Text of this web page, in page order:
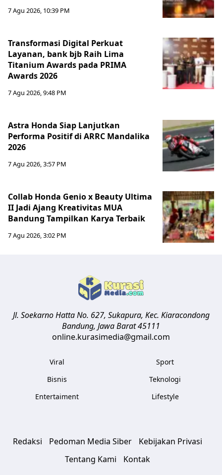
7 Agu 2026, 10:39 PM
Transformasi Digital Perkuat
Layanan, bank bjb Raih Lima
Titanium Awards pada PRIMA
Awards 2026
7 Agu 2026, 9:48 PM
Astra Honda Siap Lanjutkan
Performa Positif di ARRC Mandalika
2026
7 Agu 2026, 3:57 PM
Collab Honda Genio x Beauty Ultima
II Jadi Ajang Kreativitas MUA
Bandung Tampilkan Karya Terbaik
7 Agu 2026, 3:02 PM
Jl. Soekarno Hatta No. 627, Sukapura, Kec. Kiaracondong
Bandung, Jawa Barat45111
online.kurasimedia@gmail.com
Viral
Bisnis
Entertaiment
Sport
Teknologi
Lifestyle
Redaksi Pedoman Media Siber
Kebijakan Privasi
Tentang Kami
Kontak